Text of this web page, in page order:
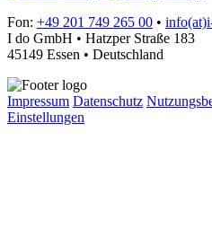
Fon: +49 201 749 265 00 •
I do GmbH • Hatzper Straße 183
45149 Essen • Deutschland
Impressum Datenschutz
Einstellungen